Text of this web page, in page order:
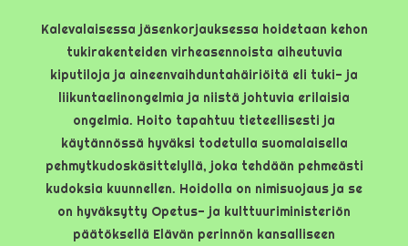
Kalevalaisessa jäsenkorjauksessa hoidetaan kehon
tukirakenteiden virheasennoista aiheutuvia
kiputiloja ja aineenvaihduntahäiriöitä eli tuki- ja
liikuntaelinongelmia ja niistä johtuvia erilaisia
ongelmia. Hoito tapahtuu tieteellisesti ja
käytännössä hyväksi todetulla suomalaisella
pehmytkudoskäsittelyllä, joka tehdään pehmeästi
kudoksia kuunnellen. Hoidolla on nimisuojaus ja se
on hyväksytty Opetus- ja kulttuuriministeriön
päätöksellä Elävän perinnön kansalliseen